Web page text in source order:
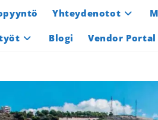
Yhteydenotot
Blogi Vendor Portal